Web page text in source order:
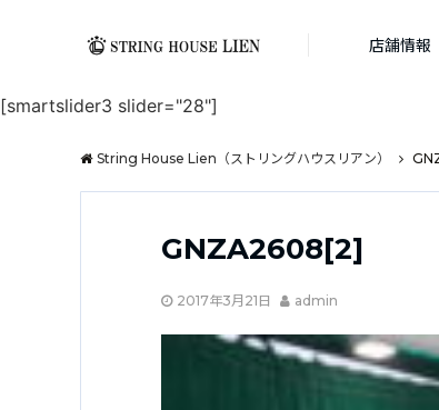
店舗情報
[smartslider3 slider="28"]
String House Lien（ストリングハウスリアン）
GNZA2608[2]
2017年3月21日 admin